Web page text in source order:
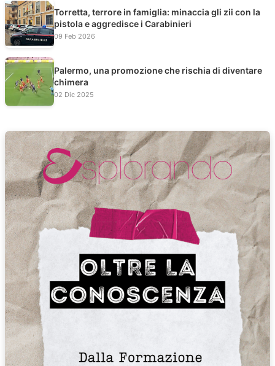
Torretta, terrore in famiglia: minaccia gli zii con la
pistola e aggredisce i Carabinieri
09 Feb 2026
Palermo, una promozione che rischia di diventare
chimera
02 Dic 2025